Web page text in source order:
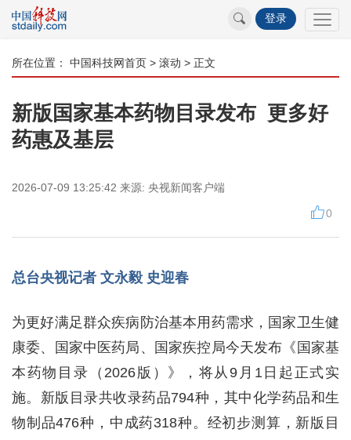
登录
所在位置： 中国科技网首页 > 滚动 > 正文
新版国家基本药物目录发布 更多好
药惠及基层
2026-07-09 13:25:42 来源: 央视新闻客户端
0
总台央视记者 文永毅 史迎春
为更好满足群众疾病防治基本用药需求，国家卫生健
康委、国家中医药局、国家疾控局今天发布《国家基
本药物目录（2026版）》，将从9月1日起正式实
施。新版目录共收录药品794种，其中化学药品和生
物制品476种，中成药318种。经初步测算，新版目